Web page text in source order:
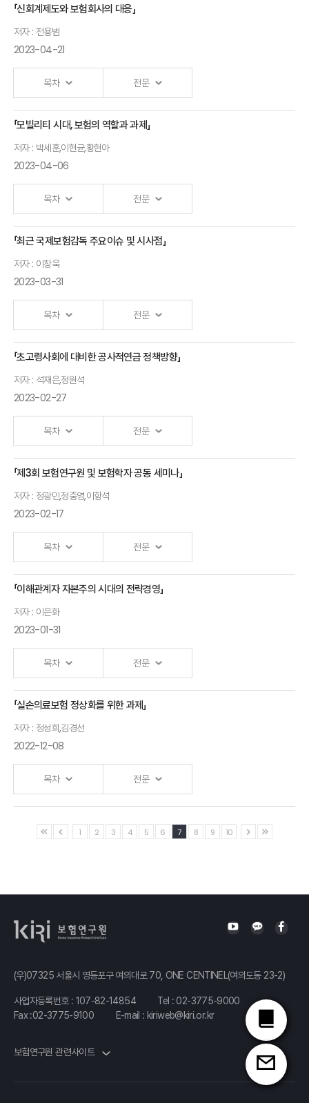
강성지 웰트
개회사
원장
축사
부위원장
축사
차수환
반려동물보험과
인슈어테크
김정은
실효성 강화
강상욱
삼성화재 수석
인프라 및
제도 개선의
필요성
이은주
반려동물보험
활성화를
위한 과제
김경선
「신회계제도와 보험회사의 대응」
저자 : 전용범
2023-04-21
목차 전문
신회계제도와
보험회사의 대응
한국보험계리사회
부회장
「모빌리티 시대, 보험의 역할과 과제」
저자 : 박세훈,이현균,황현아
2023-04-06
목차 전문
개회사
원장
축사
원장
모빌리티 시대
항공기보험의
과제
한국법제연구원
연구위원
모빌리티
과제
이현균
한국법학원
자동차보험의
황현아
「최근 국제보험감독 주요이슈 및 시사점」
저자 : 이창욱
2023-03-31
목차 전문
최근
시사점
이창욱 교수
(경희대학교)
「초고령사회에 대비한 공사적연금 정책방향」
저자 : 석재은,정원석
2023-02-27
목차 전문
개회사
원장
축사
축사
정희수
공적연금의
지속가능한
기본보장
한림대학교
개혁에 따른
보완적 활용
「제3회 보험연구원 및 보험학자 공동 세미나」
저자 : 정광민,정중영,이항석
2023-02-17
목차 전문
A Brief Review on
Spatial Features
of Cyber Risk
Interdependency
Balancing
Growth,
Profitability and
Safety in the
General
Healthcare
health insurance
two-argument
홍지민 숭실대학교 교수
「이해관계자 자본주의 시대의 전략경영」
저자 : 이은화
2023-01-31
목차 전문
이해관계자
전략경영
이은화 박사
「실손의료보험 정상화를 위한 과제」
저자 : 정성희,김경선
2022-12-08
목차 전문
Ⅰ.「국민건강보험의 비급여 진료비 관리방안」
Ⅲ.「실손의료보험 지속성 제고를 위한 과제」
1 2 3 4 5 6 7 8 9 10
(우)07325 서울시 영등포구 여의대로 70, ONE CENTINEL(여의도동 23-2)
사업자등록번호 : 107-82-14854 Tel : 02-3775-9000
Fax :02-3775-9100
E-mail : kiriweb@kiri.or.kr
보험연구원 관련사이트